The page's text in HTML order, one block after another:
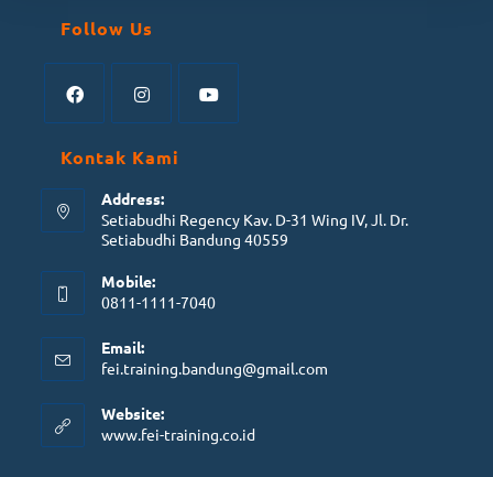
Follow Us
Kontak Kami
Address:
Setiabudhi Regency Kav. D-31 Wing IV, Jl. Dr.
Setiabudhi Bandung 40559
Mobile:
0811-1111-7040
Email:
fei.training.bandung@gmail.com
Website:
www.fei-training.co.id